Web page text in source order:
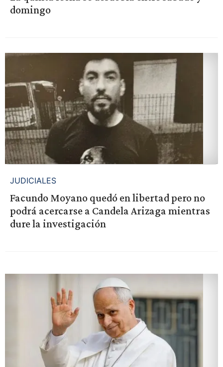
domingo
JUDICIALES
Facundo Moyano quedó en libertad pero no
podrá acercarse a Candela Arizaga mientras
dure la investigación